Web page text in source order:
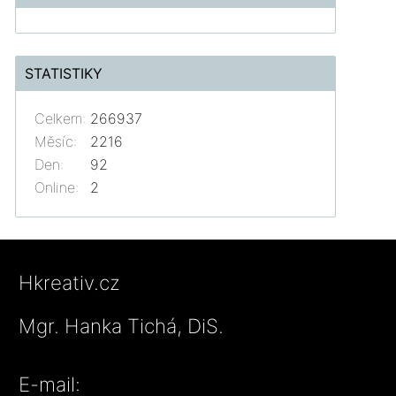
STATISTIKY
Online: 2
Celkem: 266937
Měsíc:
2216
Den:
92
Hkreativ.cz
Mgr. Hanka Tichá, DiS.
E-mail: